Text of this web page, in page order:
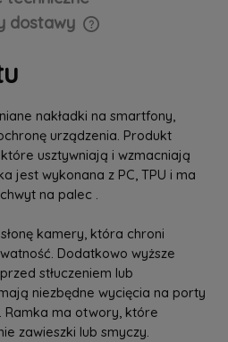
dostawy
kosztów płatności
nakładki na smartfony,
urządzenia. Produkt
usztywniają i wzmacniają
jest wykonana z PC, TPU i ma
na palec .
kamery, która chroni
Dodatkowo wyższe
stłuczeniem lub
niezbędne wycięcia na porty
Ramka ma otwory, które
zawieszki lub smyczy.